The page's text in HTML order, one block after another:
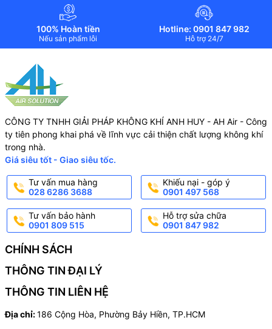
100% Hoàn tiền
Nếu sản phẩm lỗi
Hotline: 0901 847 982
Hỗ trợ 24/7
CÔNG TY TNHH GIẢI PHÁP KHÔNG KHÍ ANH HUY - AH Air - Công
ty tiên phong khai phá về lĩnh vực cải thiện chất lượng không khí
trong nhà.
Giá siêu tốt - Giao siêu tốc.
Tư vấn mua hàng
028 6286 3688
Khiếu nại - góp ý
0901 497 568
Tư vấn bảo hành
0901 809 515
Hỗ trợ sửa chữa
0901 847 982
CHÍNH SÁCH
THÔNG TIN ĐẠI LÝ
THÔNG TIN LIÊN HỆ
Địa chỉ:186 Cộng Hòa, Phường Bảy Hiền, TP.HCM